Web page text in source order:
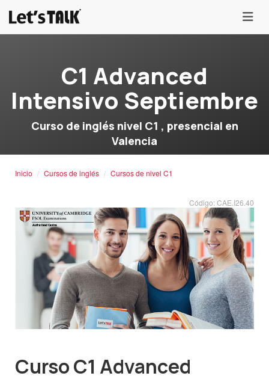
menu
C1 Advanced
Intensivo Septiembre
Curso de inglés nivel C1 , presencial en
Valencia
Inicio Cursos de inglés Cursos de nivel C1
Código: CAE.I26.40
Curso C1 Advanced